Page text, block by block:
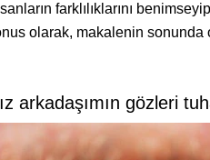
farklılıklarını
olarak, makalenin sonunda
arkadaşımın gözleri